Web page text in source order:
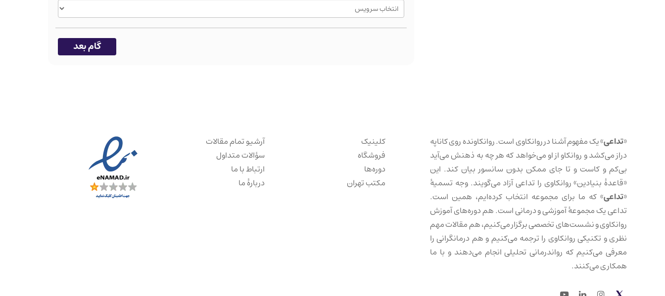
گام بعد
«تداعی» یک مفهوم آشنا در روانکاوی است. روانکاونده روی کاناپه
دراز می‌کشد و روانکاو از او می‌خواهد که هر چه به ذهنش می‌آید
بی‌کم و کاست و تا جای ممکن بدون سانسور بیان کند. این
«قاعدهٔ بنیادین» روانکاوی را تداعی آزاد می‌گویند. وجه تسمیهٔ
«تداعی» که ما برای مجموعه انتخاب کرده‌ایم، همین است.
تداعی یک مجموعهٔ آموزشی و درمانی است. هم دوره‌های آموزش
روانکاوی و نشست‌های تخصصی برگزار می‌کنیم، هم مقالات مهم
نظری و تکنیکی روانکاوی را ترجمه می‌کنیم و هم درمانگرانی را
معرفی می‌کنیم که رواندرمانی تحلیلی انجام می‌دهند و با ما
همکاری می‌کنند.
کلینیک
فروشگاه
دوره‌ها
مکتب تهران
آرشیو تمام مقالات
سؤالات متداول
ارتباط با ما
دربارهٔ ما